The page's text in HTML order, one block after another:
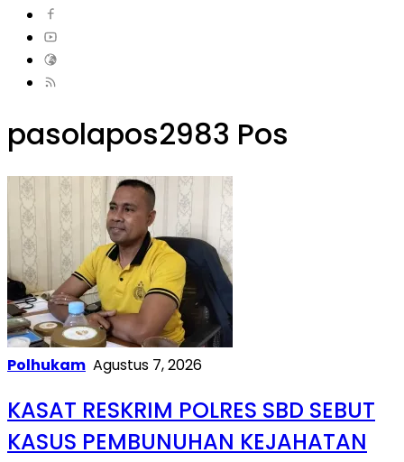
pasolapos2983 Pos
Polhukam Agustus 7, 2026
KASAT RESKRIM POLRES SBD SEBUT
KASUS PEMBUNUHAN KEJAHATAN